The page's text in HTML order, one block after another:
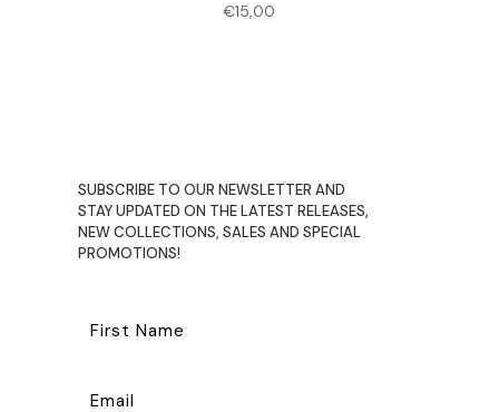
€15,00
SUBSCRIBE TO OUR NEWSLETTER AND
STAY UPDATED ON THE LATEST RELEASES,
NEW COLLECTIONS, SALES AND SPECIAL
PROMOTIONS!